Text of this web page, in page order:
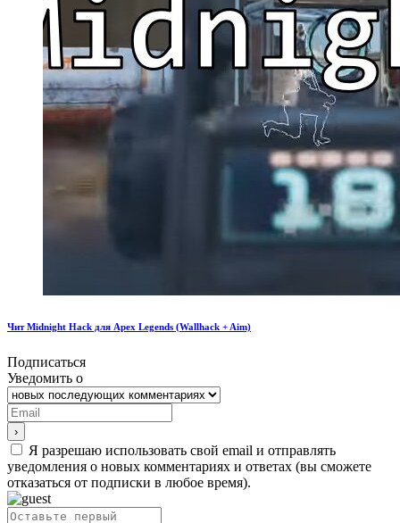
Чит Midnight Hack для Apex Legends (Wallhack + Aim)
Подписаться
Уведомить о
Я разрешаю использовать свой email и отправлять
уведомления о новых комментариях и ответах (вы cможете
отказаться от подписки в любое время).